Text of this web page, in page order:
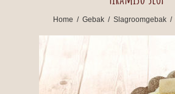
Home / Gebak / Slagroomgebak /